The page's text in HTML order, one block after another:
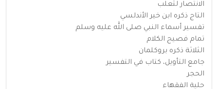
الانتصار لثعلب
التاج ذكره ابن خير الأندلسي
تفسير أسماء النبي صلى الله عليه وسلم
تمام فصيح الكلام
الثلاثة ذكره بروكلمان
جامع التأويل، كتاب في التفسير
الحجر
حلية الفقهاء